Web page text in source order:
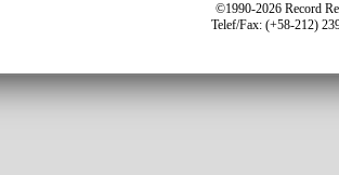
©1990-2026 Record
Telef/Fax: (+58-212)